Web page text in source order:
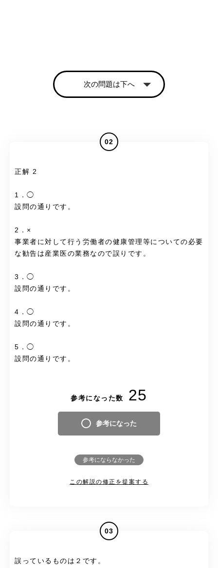
次の問題は下へ
02
正解 2
1．◯
設問の通りです。
2．×
事業者に対して行う労働者の健康管理等についての必要
な勧告は産業医の業務なので誤りです。
3．◯
設問の通りです。
4．◯
設問の通りです。
5．◯
設問の通りです。
参考になった数 25
参考になった
参考にならなかった
この解説の修正を提案する
03
誤っているものは２です。